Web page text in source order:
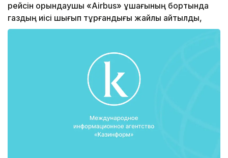
рейсін орындаушы «Airbus» ұшағының бортында
газдың иісі шығып тұрғандығы жайлы айтылды,